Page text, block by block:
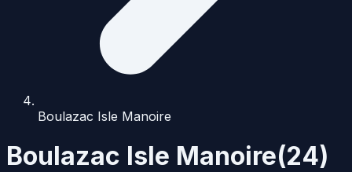
Boulazac Isle Manoire
Boulazac Isle Manoire(24)